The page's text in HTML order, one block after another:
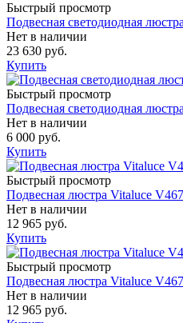
Быстрый просмотр
Подвесная светодиодная
Нет в наличии
23 630 руб.
Купить
Быстрый просмотр
Подвесная светодиодная
Нет в наличии
6 000 руб.
Купить
Быстрый просмотр
Подвесная люстра Vitaluce
Нет в наличии
12 965 руб.
Купить
Быстрый просмотр
Подвесная люстра Vitaluce
Нет в наличии
12 965 руб.